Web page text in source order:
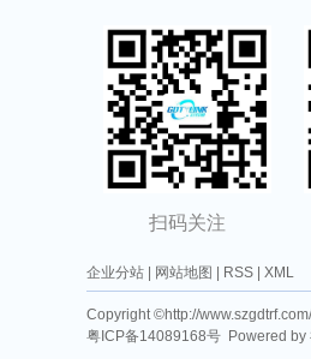
扫码关注
企业分站 网站地图 RSS XML
Copyright ©http://
粤ICP备14089168号 Powered by